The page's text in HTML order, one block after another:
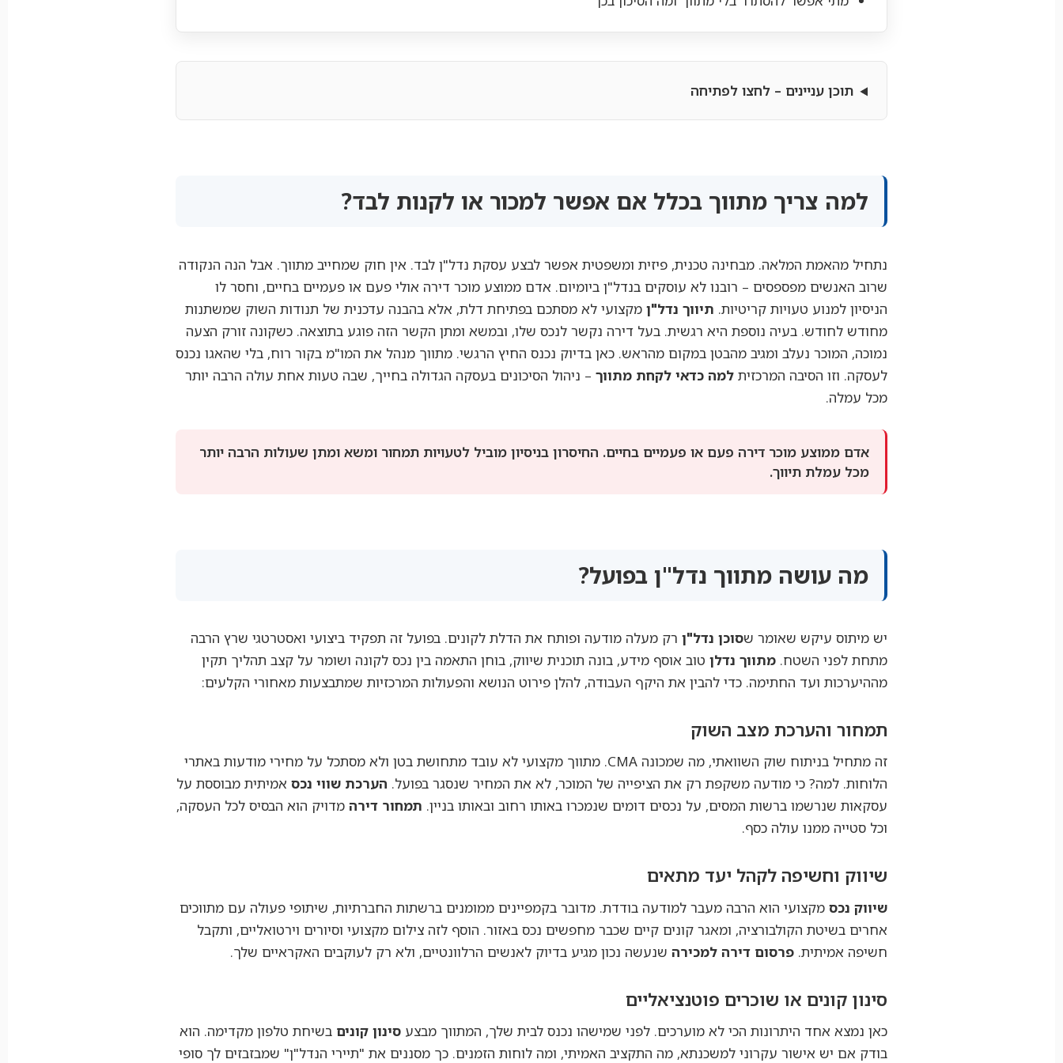
תוכן עניינים – לחצו לפתיחה
למה צריך מתווך בכלל אם אפשר למכור או לקנות לבד?
נתחיל מהאמת המלאה. מבחינה טכנית, פיזית ומשפטית אפשר לבצע עסקת נדל"ן לבד. אין חוק שמחייב מתווך. אבל הנה הנקודה
שרוב האנשים מפספסים – רובנו לא עוסקים בנדל"ן ביומיום. אדם ממוצע מוכר דירה אולי פעם או פעמיים בחיים, וחסר לו
הניסיון למנוע טעויות קריטיות. תיווך נדל"ן מקצועי לא מסתכם בפתיחת דלת, אלא בהבנה עדכנית של תנודות השוק שמשתנות
מחודש לחודש. בעיה נוספת היא רגשית. בעל דירה נקשר לנכס שלו, ובמשא ומתן הקשר הזה פוגע בתוצאה. כשקונה זורק הצעה
נמוכה, המוכר נעלב ומגיב מהבטן במקום מהראש. כאן בדיוק נכנס החיץ הרגשי. מתווך מנהל את המו"מ בקור רוח, בלי שהאגו נכנס
לעסקה. וזו הסיבה המרכזית למה כדאי לקחת מתווך – ניהול הסיכונים בעסקה הגדולה בחייך, שבה טעות אחת עולה הרבה יותר
מכל עמלה.
אדם ממוצע מוכר דירה פעם או פעמיים בחיים. החיסרון בניסיון מוביל לטעויות תמחור ומשא ומתן שעולות הרבה יותר
מכל עמלת תיווך.
מה עושה מתווך נדל"ן בפועל?
יש מיתוס עיקש שאומר שסוכן נדל"ן רק מעלה מודעה ופותח את הדלת לקונים. בפועל זה תפקיד ביצועי ואסטרטגי שרץ הרבה
מתחת לפני השטח. מתווך נדלן טוב אוסף מידע, בונה תוכנית שיווק, בוחן התאמה בין נכס לקונה ושומר על קצב תהליך תקין
מההיערכות ועד החתימה. כדי להבין את היקף העבודה, להלן פירוט הנושא והפעולות המרכזיות שמתבצעות מאחורי הקלעים:
תמחור והערכת מצב השוק
זה מתחיל בניתוח שוק השוואתי, מה שמכונה CMA. מתווך מקצועי לא עובד מתחושת בטן ולא מסתכל על מחירי מודעות באתרי
הלוחות. למה? כי מודעה משקפת רק את הציפייה של המוכר, לא את המחיר שנסגר בפועל. הערכת שווי נכס אמיתית מבוססת על
עסקאות שנרשמו ברשות המסים, על נכסים דומים שנמכרו באותו רחוב ובאותו בניין. תמחור דירה מדויק הוא הבסיס לכל העסקה,
וכל סטייה ממנו עולה כסף.
שיווק וחשיפה לקהל יעד מתאים
שיווק נכס מקצועי הוא הרבה מעבר למודעה בודדת. מדובר בקמפיינים ממומנים ברשתות החברתיות, שיתופי פעולה עם מתווכים
אחרים בשיטת הקולבורציה, ומאגר קונים קיים שכבר מחפשים נכס באזור. הוסף לזה צילום מקצועי וסיורים וירטואליים, ותקבל
חשיפה אמיתית. פרסום דירה למכירה שנעשה נכון מגיע בדיוק לאנשים הרלוונטיים, ולא רק לעוקבים האקראיים שלך.
סינון קונים או שוכרים פוטנציאליים
כאן נמצא אחד היתרונות הכי לא מוערכים. לפני שמישהו נכנס לבית שלך, המתווך מבצע סינון קונים בשיחת טלפון מקדימה. הוא
בודק אם יש אישור עקרוני למשכנתא, מה התקציב האמיתי, ומה לוחות הזמנים. כך מסננים את "תיירי הנדל"ן" שמבזבזים לך סופי